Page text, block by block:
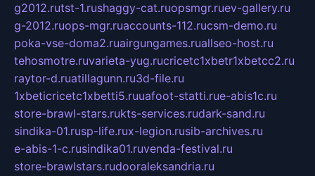
g2012.rutst-1.rushaggy-cat.ruopsmgr.ruev-gallery.ru
g-2012.ruops-mgr.ruaccounts-112.rucsm-demo.ru
poka-vse-doma2.ruairgungames.ruallseo-host.ru
tehosmotre.ruvarieta-yug.rucricetc1xbetr1xbetcc2.ru
raytor-d.ruatillagunn.ru3d-file.ru
1xbeticricetc1xbetti5.ruuafoot-statti.rue-abis1c.ru
store-brawl-stars.rukts-services.rudark-sand.ru
sindika-01.rusp-life.rux-legion.rusib-archives.ru
e-abis-1-c.rusindika01.ruvenda-festival.ru
store-brawlstars.rudooraleksandria.ru